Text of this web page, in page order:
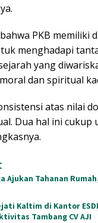
PKB memiliki
menghadapi
yang
dan spiritual
atas nilai
Dua hal ini cukup
Ajukan Tahanan
Kaltim di Kantor
Tambang CV AJI